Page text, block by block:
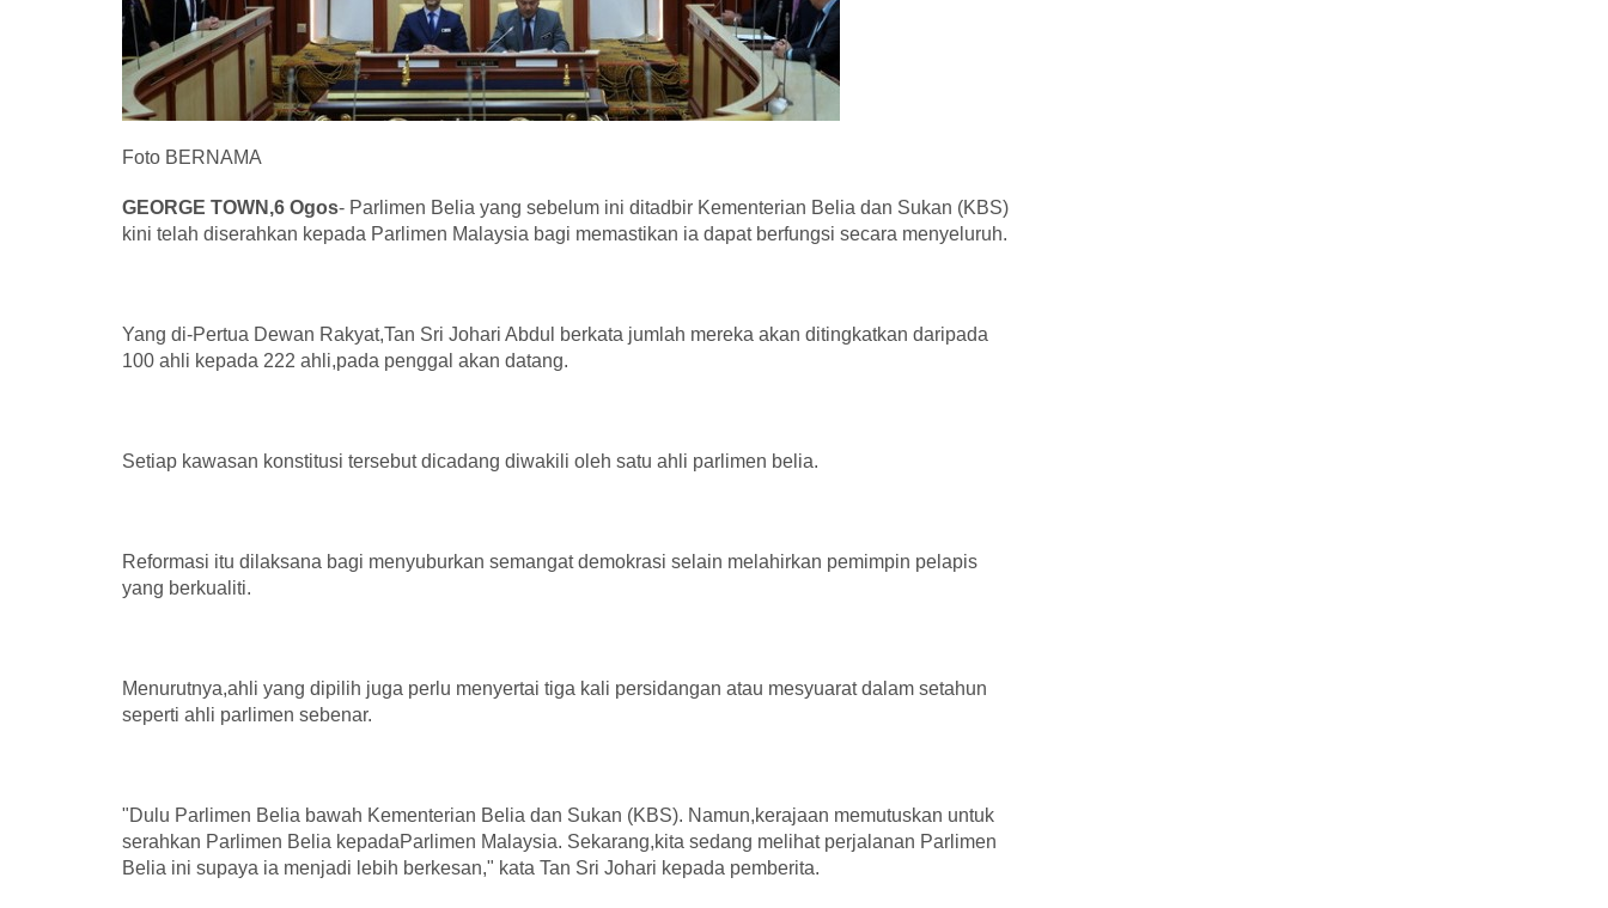
Foto BERNAMA
GEORGE TOWN,6 Ogos- Parlimen Belia yang sebelum ini ditadbir Kementerian Belia dan Sukan (KBS)
kini telah diserahkan kepada Parlimen Malaysia bagi memastikan ia dapat berfungsi secara menyeluruh.
Yang di-Pertua Dewan Rakyat,Tan Sri Johari Abdul berkata jumlah mereka akan ditingkatkan daripada
100 ahli kepada 222 ahli,pada penggal akan datang.
Setiap kawasan konstitusi tersebut dicadang diwakili oleh satu ahli parlimen belia.
Reformasi itu dilaksana bagi menyuburkan semangat demokrasi selain melahirkan pemimpin pelapis
yang berkualiti.
Menurutnya,ahli yang dipilih juga perlu menyertai tiga kali persidangan atau mesyuarat dalam setahun
seperti ahli parlimen sebenar.
"Dulu Parlimen Belia bawah Kementerian Belia dan Sukan (KBS). Namun,kerajaan memutuskan untuk
serahkan Parlimen Belia kepadaParlimen Malaysia. Sekarang,kita sedang melihat perjalanan Parlimen
Belia ini supaya ia menjadi lebih berkesan," kata Tan Sri Johari kepada pemberita.